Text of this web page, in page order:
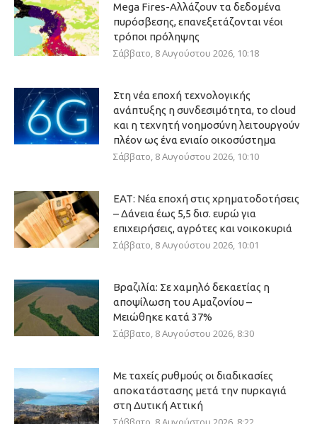
Mega Fires-Αλλάζουν τα δεδομένα
πυρόσβεσης, επανεξετάζονται νέοι
τρόποι πρόληψης
Σάββατο, 8 Αυγούστου 2026, 10:18
Στη νέα εποχή τεχνολογικής
ανάπτυξης η συνδεσιμότητα, το cloud
και η τεχνητή νοημοσύνη λειτουργούν
πλέον ως ένα ενιαίο οικοσύστημα
Σάββατο, 8 Αυγούστου 2026, 10:10
ΕΑΤ: Νέα εποχή στις χρηματοδοτήσεις
– Δάνεια έως 5,5 δισ. ευρώ για
επιχειρήσεις, αγρότες και νοικοκυριά
Σάββατο, 8 Αυγούστου 2026, 10:01
Βραζιλία: Σε χαμηλό δεκαετίας η
αποψίλωση του Αμαζονίου –
Μειώθηκε κατά 37%
Σάββατο, 8 Αυγούστου 2026, 8:30
Με ταχείς ρυθμούς οι διαδικασίες
αποκατάστασης μετά την πυρκαγιά
στη Δυτική Αττική